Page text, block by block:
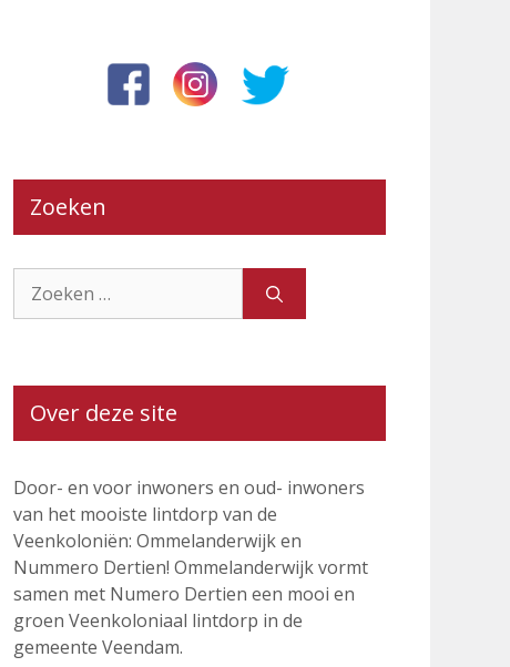
Zoeken
naar:
Over deze site
Door- en voor inwoners en oud- inwoners
van het mooiste lintdorp van de
Veenkoloniën: Ommelanderwijk en
Nummero Dertien! Ommelanderwijk vormt
samen met Numero Dertien een mooi en
groen Veenkoloniaal lintdorp in de
gemeente Veendam.